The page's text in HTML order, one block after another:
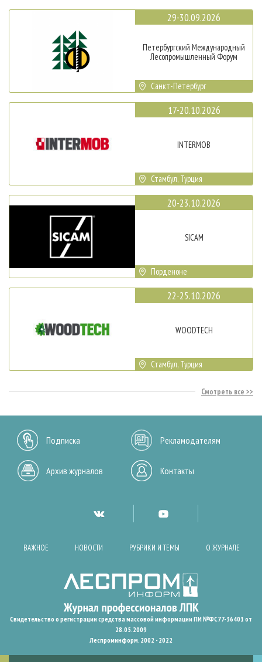
29-30.09.2026
Петербургский Международный
Лесопромышленный Форум
Санкт-Петербург
17-20.10.2026
INTERMOB
Стамбул, Турция
20-23.10.2026
SICAM
Порденоне
22-25.10.2026
WOODTECH
Стамбул, Турция
Смотреть все
Подписка Рекламодателям
Архив журналов Контакты
ВАЖНОЕ НОВОСТИ РУБРИКИ И ТЕМЫ О ЖУРНАЛЕ
Свидетельство о регистрации средства массовой информации ПИ №ФС77-36401 от
28.05.2009
Леспроминформ. 2002 - 2022